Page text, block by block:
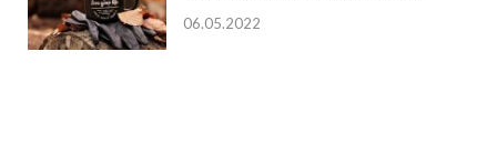
06.05.2022